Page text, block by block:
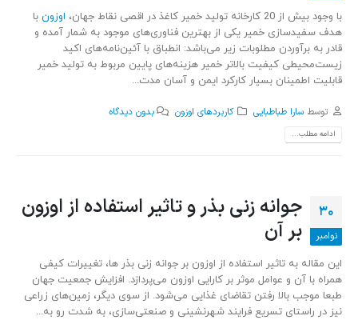
با وجود بیش از 20 کارخانه تولید خمیر کاغذ در اقصی نقاط جهان، اوزون با
هدف سفیدسازی خمیر یکی از بهترین فناوری‌های موجود به شمار آمده و
قادر به برآوردن مطلوبات زیر می‌باشد: انطباق با آئین‌نامه‌های اکید
زیست‌محیطی کیفیت بالاتر خمیر هزینه‌های پایین مربوط به تولید خمیر
قابلیت اطمینان بسیار کارکرد ایمن و آسان مدت...
توسط سارا طباطبایی کاربردهای اوزون بدون دیدگاه
ادامه مطلب...
30
نوامبر
جوانه ‌زنی بذر و تاثیر استفاده از اوزون
بر آن
این مقاله به تاثیر استفاده از اوزون بر جوانه ‌زنی بذر ها، تغییرات کیفی
همراه با آن و عوامل موثر بر کارایی اوزون می‌پردازد. افزایش جمعیت جهان
طبعا موجب بالا رفتن تقاضای غذایی می‌شود. از سوی دیگر، زمین‌های زراعی
نیز در راستای تسریع فرایند شهرنشینی و صنعتی‌سازی، به شدت رو به...